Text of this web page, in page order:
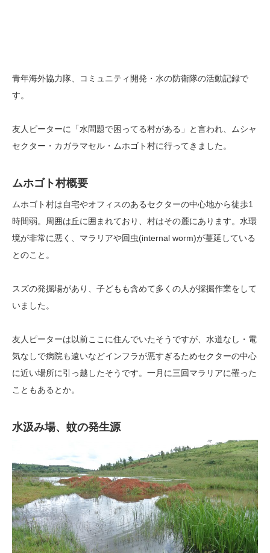
青年海外協力隊、コミュニティ開発・水の防衛隊の活動記録で
す。
友人ピーターに「水問題で困ってる村がある」と言われ、ムシャ
セクター・カガラマセル・ムホゴト村に行ってきました。
ムホゴト村概要
ムホゴト村は自宅やオフィスのあるセクターの中心地から徒歩1
時間弱。周囲は丘に囲まれており、村はその麓にあります。水環
境が非常に悪く、マラリアや回虫(internal worm)が蔓延している
とのこと。
スズの発掘場があり、子どもも含めて多くの人が採掘作業をして
いました。
友人ピーターは以前ここに住んでいたそうですが、水道なし・電
気なしで病院も遠いなどインフラが悪すぎるためセクターの中心
に近い場所に引っ越したそうです。一月に三回マラリアに罹った
こともあるとか。
水汲み場、蚊の発生源